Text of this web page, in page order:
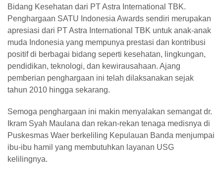
Bidang Kesehatan dari PT Astra International TBK.
Penghargaan SATU Indonesia Awards sendiri merupakan
apresiasi dari PT Astra International TBK untuk anak-anak
muda Indonesia yang mempunya prestasi dan kontribusi
positif di berbagai bidang seperti kesehatan, lingkungan,
pendidikan, teknologi, dan kewirausahaan. Ajang
pemberian penghargaan ini telah dilaksanakan sejak
tahun 2010 hingga sekarang.
Semoga penghargaan ini makin menyalakan semangat dr.
Ikram Syah Maulana dan rekan-rekan tenaga medisnya di
Puskesmas Waer berkeliling Kepulauan Banda menjumpai
ibu-ibu hamil yang membutuhkan layanan USG
kelilingnya.